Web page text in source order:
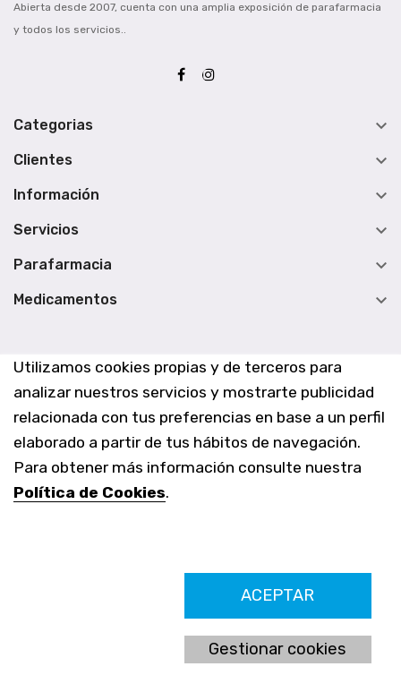
Utilizamos cookies propias y de terceros para
analizar nuestros servicios y mostrarte publicidad
relacionada con tus preferencias en base a un perfil
elaborado a partir de tus hábitos de navegación.
Para obtener más información consulte nuestra
Política de Cookies.
ACEPTAR
Gestionar cookies
Abierta desde 2007, cuenta con una amplia exposición de parafarmacia
y todos los servicios..
Categorias 
Clientes 
Información 
Servicios 
Parafarmacia 
Medicamentos 
Farmacia Los Altos nº756
Ldo. Alfredo Aparicio Grau 22555408K
N. Col. Colegio Oficial de Farmacéuticos de Alicante 4327
Nº de autorización A-790-F
C/ Moncayo, 97 (Vistalmar) Urb. Los Altos
03185 Torrevieja, Alicante (España)